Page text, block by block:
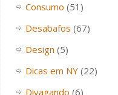
Consumo (51)
Desabafos (67)
Design (5)
Dicas em NY(22)
Divagando (6)